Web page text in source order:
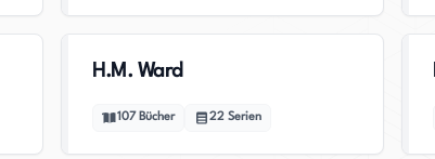
H.M. Ward
107 Bücher 22 Serien